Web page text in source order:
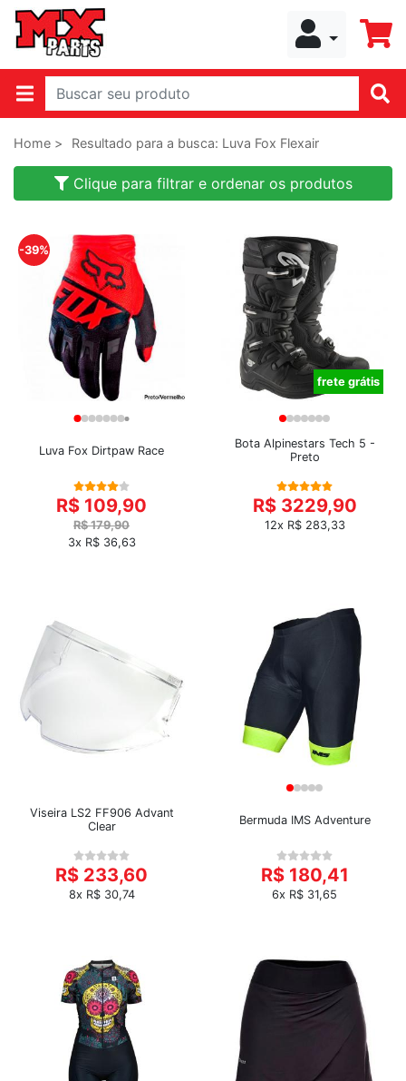
Home > Resultado para a busca: Luva Fox Flexair
Clique para filtrar e ordenar os produtos
-39%
Luva Fox Dirtpaw Race
R$ 109,90
R$ 179,90
3x R$ 36,63
frete grátis
Bota Alpinestars Tech 5 -
Preto
R$ 3229,90
12x R$ 283,33
Viseira LS2 FF906 Advant
Clear
R$ 233,60
8x R$ 30,74
Bermuda IMS Adventure
R$ 180,41
6x R$ 31,65